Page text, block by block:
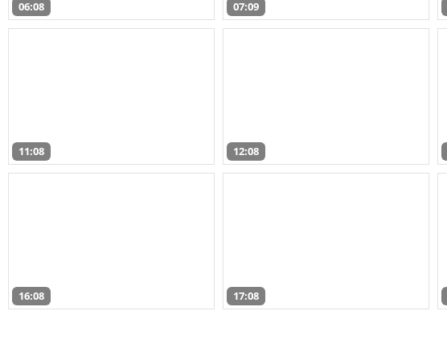
06:08 07:09
11:08 12:08
16:08 17:08